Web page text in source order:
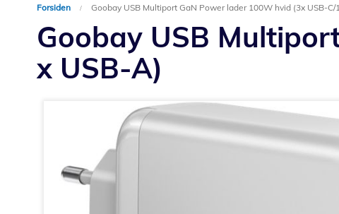
Forsiden Goobay USB Multiport GaN Power lader 100W hvid (3x USB-C/
Goobay USB
x USB-A)